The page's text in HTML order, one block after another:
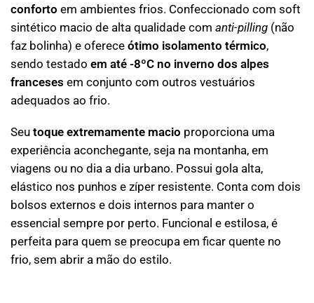
conforto em ambientes frios. Confeccionado com soft
sintético macio de alta qualidade com anti-pilling (não
faz bolinha) e oferece ótimo isolamento térmico,
sendo testado em até -8ºC no inverno dos alpes
franceses em conjunto com outros vestuários
adequados ao frio.
Seu toque extremamente macio proporciona uma
experiência aconchegante, seja na montanha, em
viagens ou no dia a dia urbano. Possui gola alta,
elástico nos punhos e zíper resistente. Conta com dois
bolsos externos e dois internos para manter o
essencial sempre por perto. Funcional e estilosa, é
perfeita para quem se preocupa em ficar quente no
frio, sem abrir a mão do estilo.